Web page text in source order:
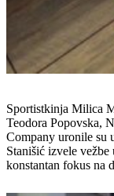
Sportistkinja Milica
Teodora Popovska,
Company uronile su
Stanišić izvele vežbe
konstantan fokus na